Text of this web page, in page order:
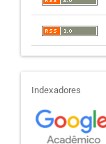
Indexadores